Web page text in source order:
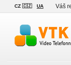
CZ 🇨🇿 UA Váš